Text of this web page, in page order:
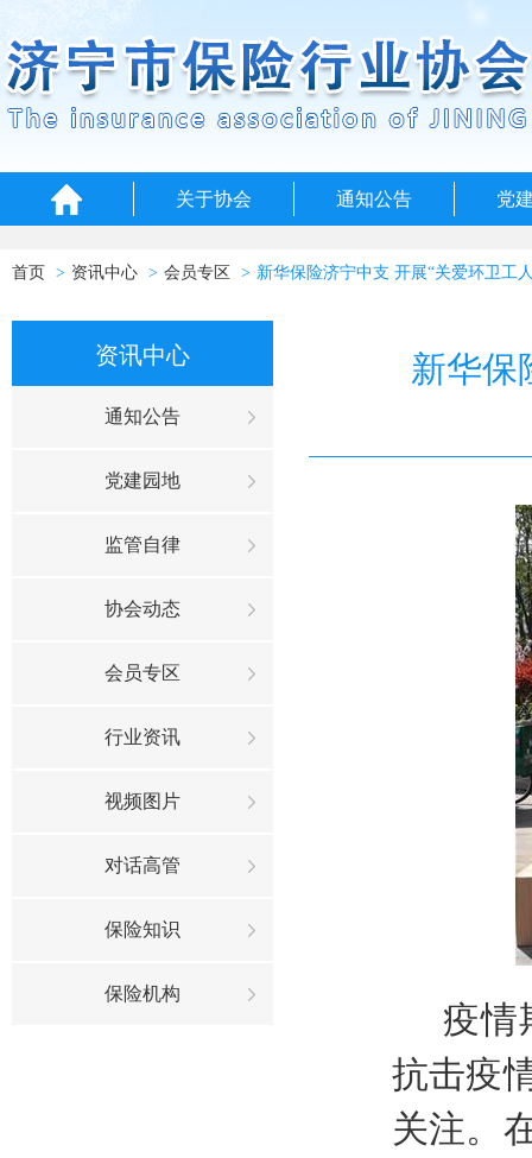
关于协会 通知公告 党
首页 资讯中心 会员专区 新华保险济宁中支 开展“关爱环卫工
资讯中心
通知公告
党建园地
监管自律
协会动态
会员专区
行业资讯
视频图片
对话高管
保险知识
保险机构
新华保
疫情
抗击疫
关注。